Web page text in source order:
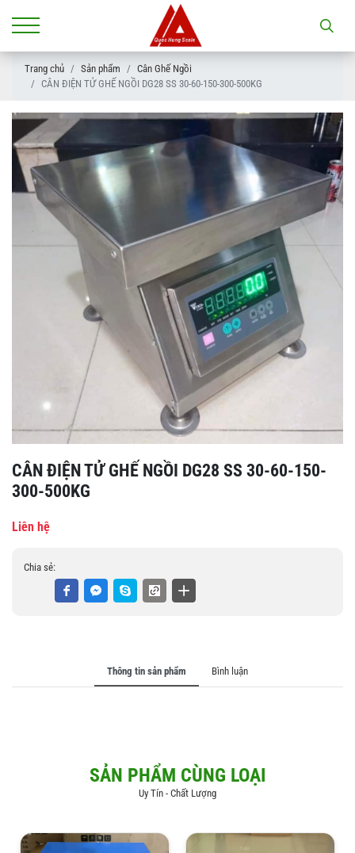
Trang chủ Sản phẩm
Cân Ghế Ngồi
CÂN ĐIỆN TỬ GHẾ NGỒI DG28 SS 30-60-150-300-500KG
CÂN ĐIỆN TỬ GHẾ NGỒI DG28 SS 30-60-150-
300-500KG
Liên hệ
Chia sẻ:
Thông tin sản phẩm Bình luận
SẢN PHẨM CÙNG LOẠI
Uy Tín - Chất Lượng